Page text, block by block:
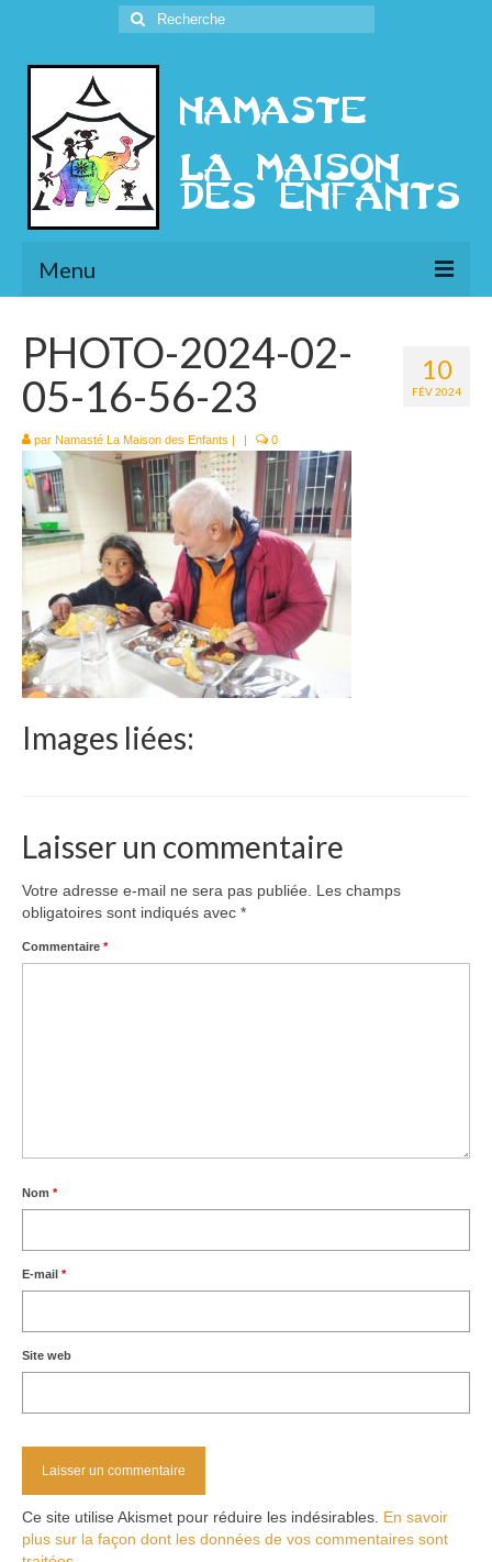
Rechercher
:
Menu
Présentation
l’Ethique
Historique
Le Népal
Documents
Parrainages
Missions 2023
Actualités
Nous contacter
10
FÉV 2024
PHOTO-2024-02-
05-16-56-23
par Namasté La Maison des Enfants | | 0
Images liées:
Laisser un commentaire
Votre adresse e-mail ne sera pas publiée.
Les champs
obligatoires sont indiqués avec *
Commentaire *
Nom *
E-mail *
Site web
Ce site utilise Akismet pour réduire les indésirables. En savoir
plus sur la façon dont les données de vos commentaires sont